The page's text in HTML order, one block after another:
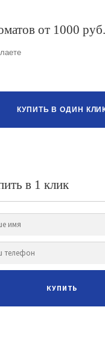
от 1000
КУПИТЬ В ОДИН
в 1 клик